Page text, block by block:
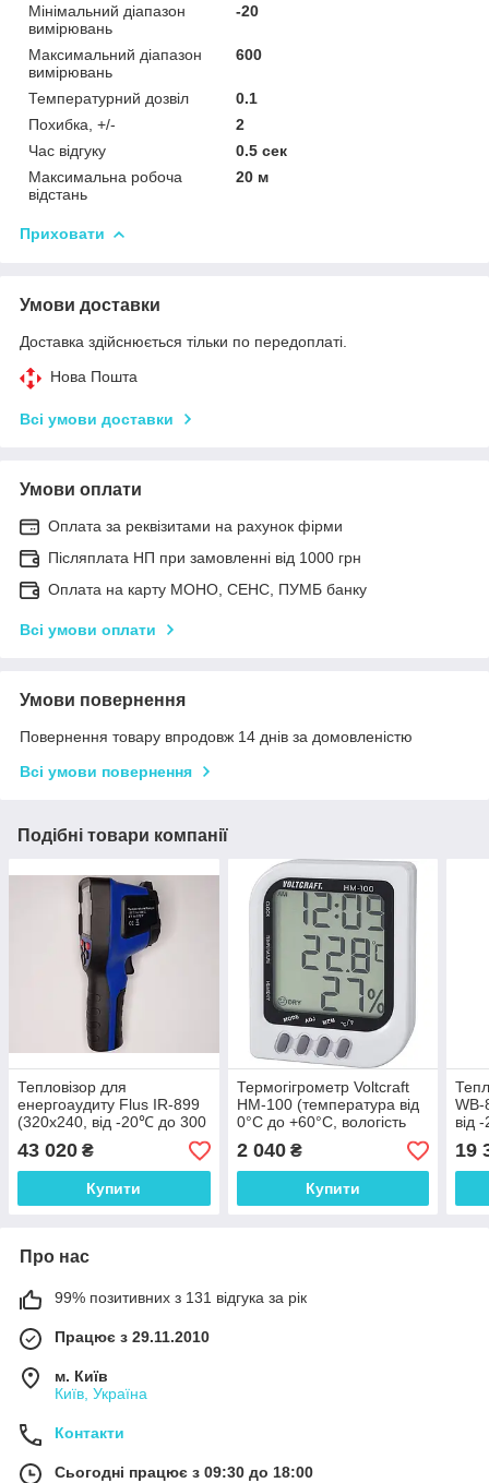
Мінімальний діапазон
вимірювань
-20
Максимальний діапазон
вимірювань
600
Температурний дозвіл
0.1
Похибка, +/-
2
Час відгуку
0.5 сек
Максимальна робоча
відстань
20 м
Приховати
Умови доставки
Доставка здійснюється тільки по передоплаті.
Нова Пошта
Всі умови доставки
Умови оплати
Оплата за реквізитами на рахунок фірми
Післяплата НП при замовленні від 1000 грн
Оплата на карту МОНО, СЕНС, ПУМБ банку
Всі умови оплати
Умови повернення
Повернення товару впродовж 14 днів за домовленістю
Всі умови повернення
Подібні товари компанії
Тепловізор для
енергоаудиту Flus IR-899
(320x240, від -20℃ до 300
℃)
43 020 ₴
Купити
Термогігрометр Voltcraft
HM-100 (температура від
0°C до +60°C, вологість
від 20 до 90 %), Німеччина
2 040₴
Купити
WB-
від
19
Про нас
99% позитивних з 131 відгука за рік
Працює з 29.11.2010
м. Київ
Київ, Україна
Контакти
Сьогодні працює з 09:30 до 18:00